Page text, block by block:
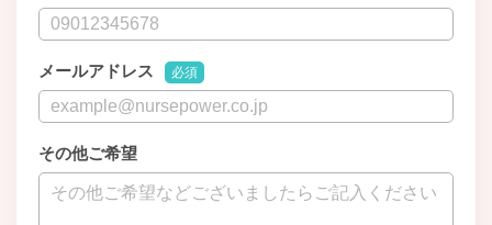
メールアドレス 必須
その他ご希望